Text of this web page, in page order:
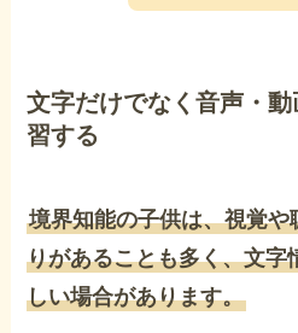
文字だけでなく音声・
習する
境界知能の子供は、視覚
りがあることも多く、文字
しい場合があります。